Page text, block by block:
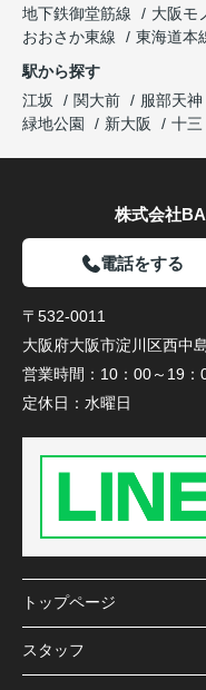
地下鉄御堂筋線
大阪モ
おおさか東線
東海道本
駅から探す
江坂
関大前 服部天神
緑地公園
新大阪 十三
株式会社
電話をする
〒532-0011
大阪府大阪市淀川区西中
営業時間： 10：00～19：
定休日： 水曜日
トップページ
スタッフ